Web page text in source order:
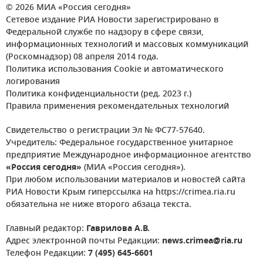
© 2026 МИА «Россия сегодня»
Сетевое издание РИА Новости зарегистрировано в
Федеральной службе по надзору в сфере связи,
информационных технологий и массовых коммуникаций
(Роскомнадзор) 08 апреля 2014 года.
Политика использования Cookie и автоматического
логирования
Политика конфиденциальности (ред. 2023 г.)
Правила применения рекомендательных технологий
Свидетельство о регистрации Эл № ФС77-57640.
Учредитель: Федеральное государственное унитарное
предприятие Международное информационное агентство
«Россия сегодня» (МИА «Россия сегодня»).
При любом использовании материалов и новостей сайта
РИА Новости Крым гиперссылка на https://crimea.ria.ru
обязательна не ниже второго абзаца текста.
Главный редактор: Гаврилова А.В.
Адрес электронной почты Редакции: news.crimea@ria.ru
Телефон Редакции: 7 (495) 645-6601